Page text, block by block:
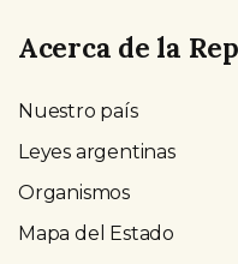
Acerca de la
Nuestro país
Leyes argentinas
Organismos
Mapa del Estado